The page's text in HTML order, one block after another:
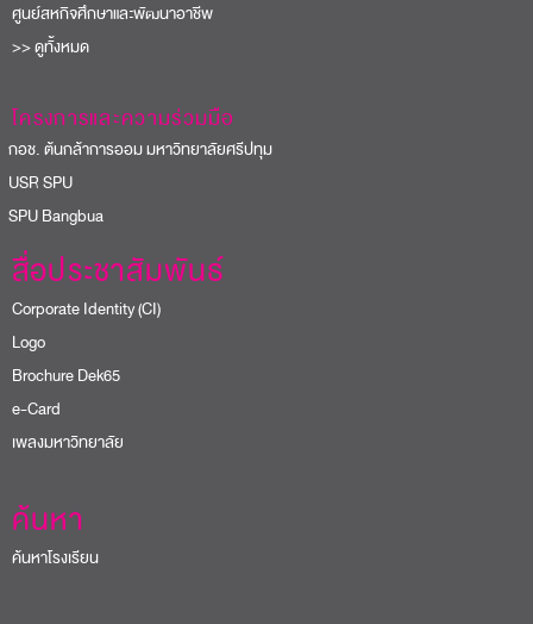
ศูนย์สหกิจศึกษาและพัฒนาอาชีพ
>> ดูทั้งหมด
โครงการและความร่วมมือ
ช. ต้นกล้าการออม มหาวิทยาลัยศรีปทุม
SPU
Bangbua
สื่อประชาสัมพันธ์
Corporate Identity (CI)
Logo
Brochure Dek65
e-Card
เพลงมหาวิทยาลัย
ค้นหา
ค้นหาโรงเรียน